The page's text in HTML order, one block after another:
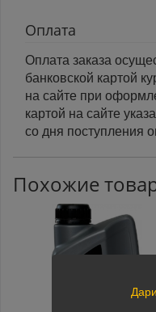
Оплата
Оплата заказа
банковской картой
на сайте при
картой на сайте
со дня поступления
Похожие